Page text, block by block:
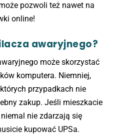
pozwoli też nawet na
online!
awaryjnego?
może skorzystać
komputera. Niemniej,
przypadkach nie
zakup. Jeśli mieszkacie
nie zdarzają się
kupować UPSa.